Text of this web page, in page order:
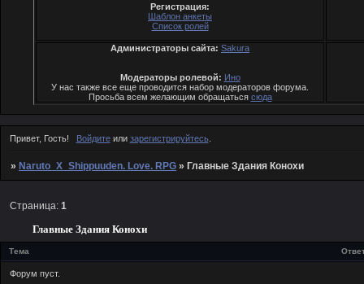
Регистрация:
Шаблон анкеты
Список ролей
Администраторы сайта: Sakura
Модераторы ролевой: Ино
У нас также все еще проводится набор модераторов форума.
Просьба всем желающим обращаться cюда
Привет, Гость! Войдитеили зарегистрируйтесь.
»Naruto_X_Shippuuden. Love. RPG »Главные Здания Конохи
Главные Здания Конохи
Страница:1
Тема
Форум пуст.